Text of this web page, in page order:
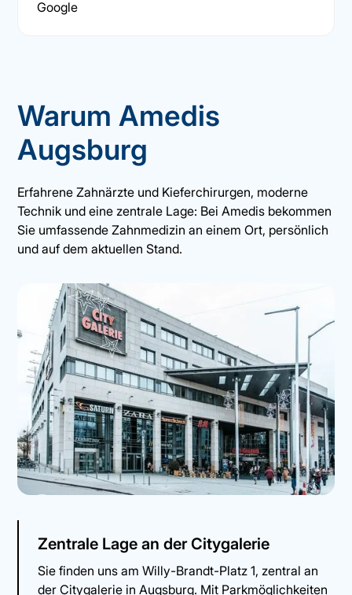
Google
Warum Amedis
Augsburg
Erfahrene Zahnärzte und Kieferchirurgen, moderne
Technik und eine zentrale Lage: Bei Amedis bekommen
Sie umfassende Zahnmedizin an einem Ort, persönlich
und auf dem aktuellen Stand.
Zentrale Lage an der Citygalerie
Sie finden uns am Willy-Brandt-Platz 1, zentral an
der Citygalerie in Augsburg. Mit Parkmöglichkeiten